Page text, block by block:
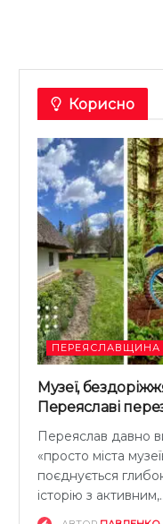
Корисно
ПЕРЕЯСЛАВЩИНА
Музеї,
Переяславі
Переяслав давно
«просто міста
поєднується
історію з